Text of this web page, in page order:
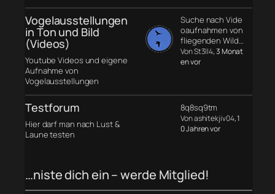
Vogelausstellungen
in Ton und Bild
(Videos)
Youtube Videos und eigene
Aufnahme von
Vogelausstellungen
Suche nach Vide
oaufnahmen von
fliegenden Wild…
Von St3ll4, 3 Monat
en vor
Testforum
Hier darf man nach Lust &
Laune testen
8q8sq9tm
Von ashitekjiv04, 1
0 Jahren vor
…niste dich ein – werde Mitglied!